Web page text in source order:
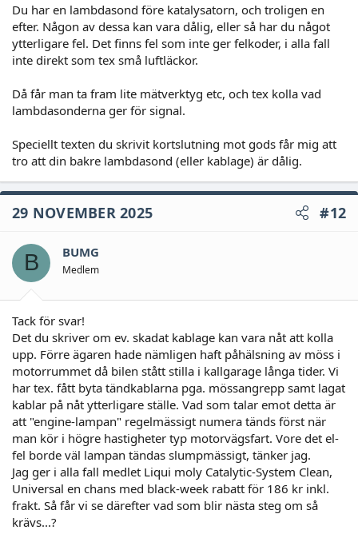
Du har en lambdasond före katalysatorn, och troligen en
efter. Någon av dessa kan vara dålig, eller så har du något
ytterligare fel. Det finns fel som inte ger felkoder, i alla fall
inte direkt som tex små luftläckor.
Då får man ta fram lite mätverktyg etc, och tex kolla vad
lambdasonderna ger för signal.
Speciellt texten du skrivit kortslutning mot gods får mig att
tro att din bakre lambdasond (eller kablage) är dålig.
29 NOVEMBER 2025 #12
B BUMG
Medlem
Tack för svar!
Det du skriver om ev. skadat kablage kan vara nåt att kolla
upp. Förre ägaren hade nämligen haft påhälsning av möss i
motorrummet då bilen stått stilla i kallgarage långa tider. Vi
har tex. fått byta tändkablarna pga. mössangrepp samt lagat
kablar på nåt ytterligare ställe. Vad som talar emot detta är
att "engine-lampan" regelmässigt numera tänds först när
man kör i högre hastigheter typ motorvägsfart. Vore det el-
fel borde väl lampan tändas slumpmässigt, tänker jag.
Jag ger i alla fall medlet Liqui moly Catalytic-System Clean,
Universal en chans med black-week rabatt för 186 kr inkl.
frakt. Så får vi se därefter vad som blir nästa steg om så
krävs...?